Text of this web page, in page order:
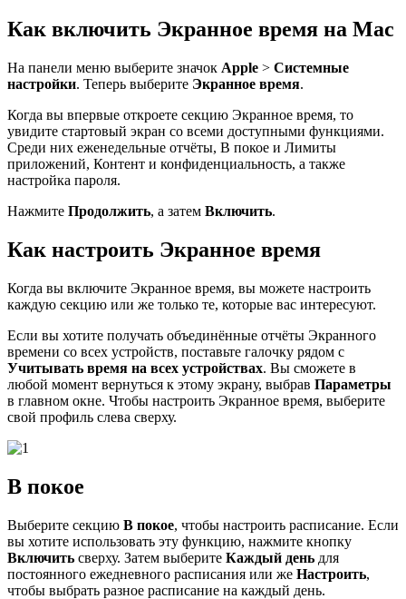
Как включить Экранное время на Mac
На панели меню выберите значок Apple > Системные
настройки. Теперь выберите Экранное время.
Когда вы впервые откроете секцию Экранное время, то
увидите стартовый экран со всеми доступными функциями.
Среди них еженедельные отчёты, В покое и Лимиты
приложений, Контент и конфиденциальность, а также
настройка пароля.
Нажмите Продолжить, а затем Включить.
Как настроить Экранное время
Когда вы включите Экранное время, вы можете настроить
каждую секцию или же только те, которые вас интересуют.
Если вы хотите получать объединённые отчёты Экранного
времени со всех устройств, поставьте галочку рядом с
Учитывать время на всех устройствах. Вы сможете в
любой момент вернуться к этому экрану, выбрав Параметры
в главном окне. Чтобы настроить Экранное время, выберите
свой профиль слева сверху.
В покое
Выберите секцию В покое, чтобы настроить расписание. Если
вы хотите использовать эту функцию, нажмите кнопку
Включить сверху. Затем выберите Каждый день для
постоянного ежедневного расписания или же Настроить,
чтобы выбрать разное расписание на каждый день.